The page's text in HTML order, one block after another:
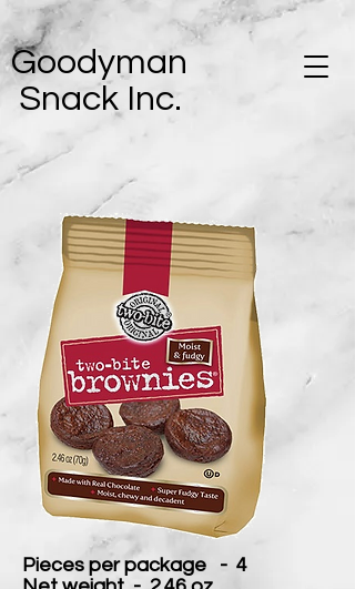
Goodyman
Snack Inc.
Pieces per package - 4